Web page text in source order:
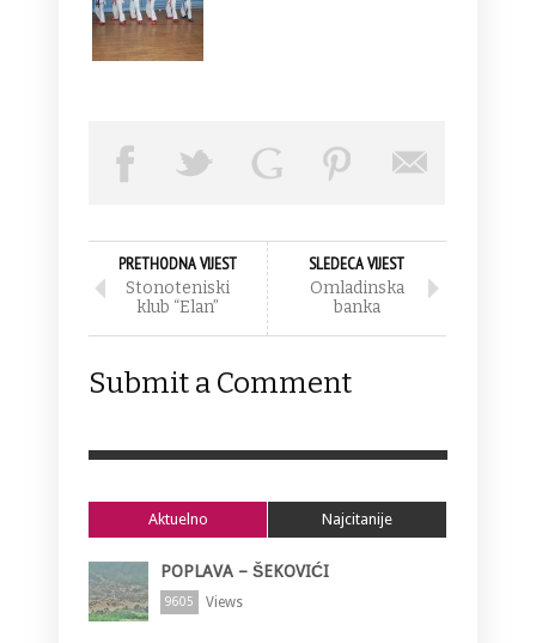
PRETHODNA VIJEST
Stonoteniski
klub “Elan”
SLEDECA VIJEST
Omladinska
banka
Submit a Comment
Aktuelno Najcitanije
POPLAVA – ŠEKOVIĆI
9605 Views